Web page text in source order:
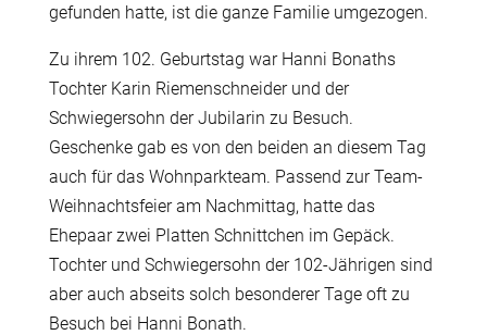
gefunden hatte, ist die ganze Familie umgezogen.
Zu ihrem 102. Geburtstag war Hanni Bonaths
Tochter Karin Riemenschneider und der
Schwiegersohn der Jubilarin zu Besuch.
Geschenke gab es von den beiden an diesem Tag
auch für das Wohnparkteam. Passend zur Team-
Weihnachtsfeier am Nachmittag, hatte das
Ehepaar zwei Platten Schnittchen im Gepäck.
Tochter und Schwiegersohn der 102-Jährigen sind
aber auch abseits solch besonderer Tage oft zu
Besuch bei Hanni Bonath.